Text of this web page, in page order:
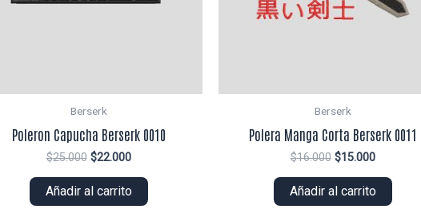
Berserk
Poleron Capucha Berserk 0010
$25.000 El
original
era:
$22.000El
actual
es:
Añadir al carrito
Berserk
Polera Manga Corta Berserk 0011
$16.000 El
original
era:
$15.000El
actual
es:
Añadir al carrito